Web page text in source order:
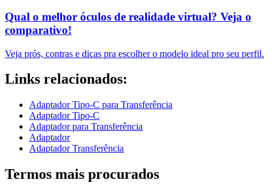
Qual o melhor óculos de realidade virtual? Veja o
comparativo!
Veja prós, contras e dicas pra escolher o modelo ideal pro seu perfil.
Links relacionados:
Adaptador Tipo-C para Transferência
Adaptador Tipo-C
Adaptador para Transferência
Adaptador
Adaptador Transferência
Termos mais procurados